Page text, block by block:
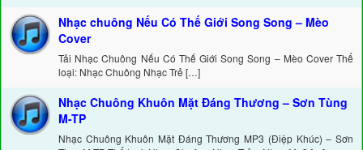
Nhạc chuông Nếu Có Thế Giới Song Song – Mèo
Cover
Tải Nhạc Chuông Nếu Có Thế Giới Song Song – Mèo Cover Thể
loại: Nhạc Chuông Nhạc Trẻ […]
Nhạc Chuông Khuôn Mặt Đáng Thương – Sơn Tùng
M-TP
Nhạc Chuông Khuôn Mặt Đáng Thương MP3 (Điệp Khúc) – Sơn